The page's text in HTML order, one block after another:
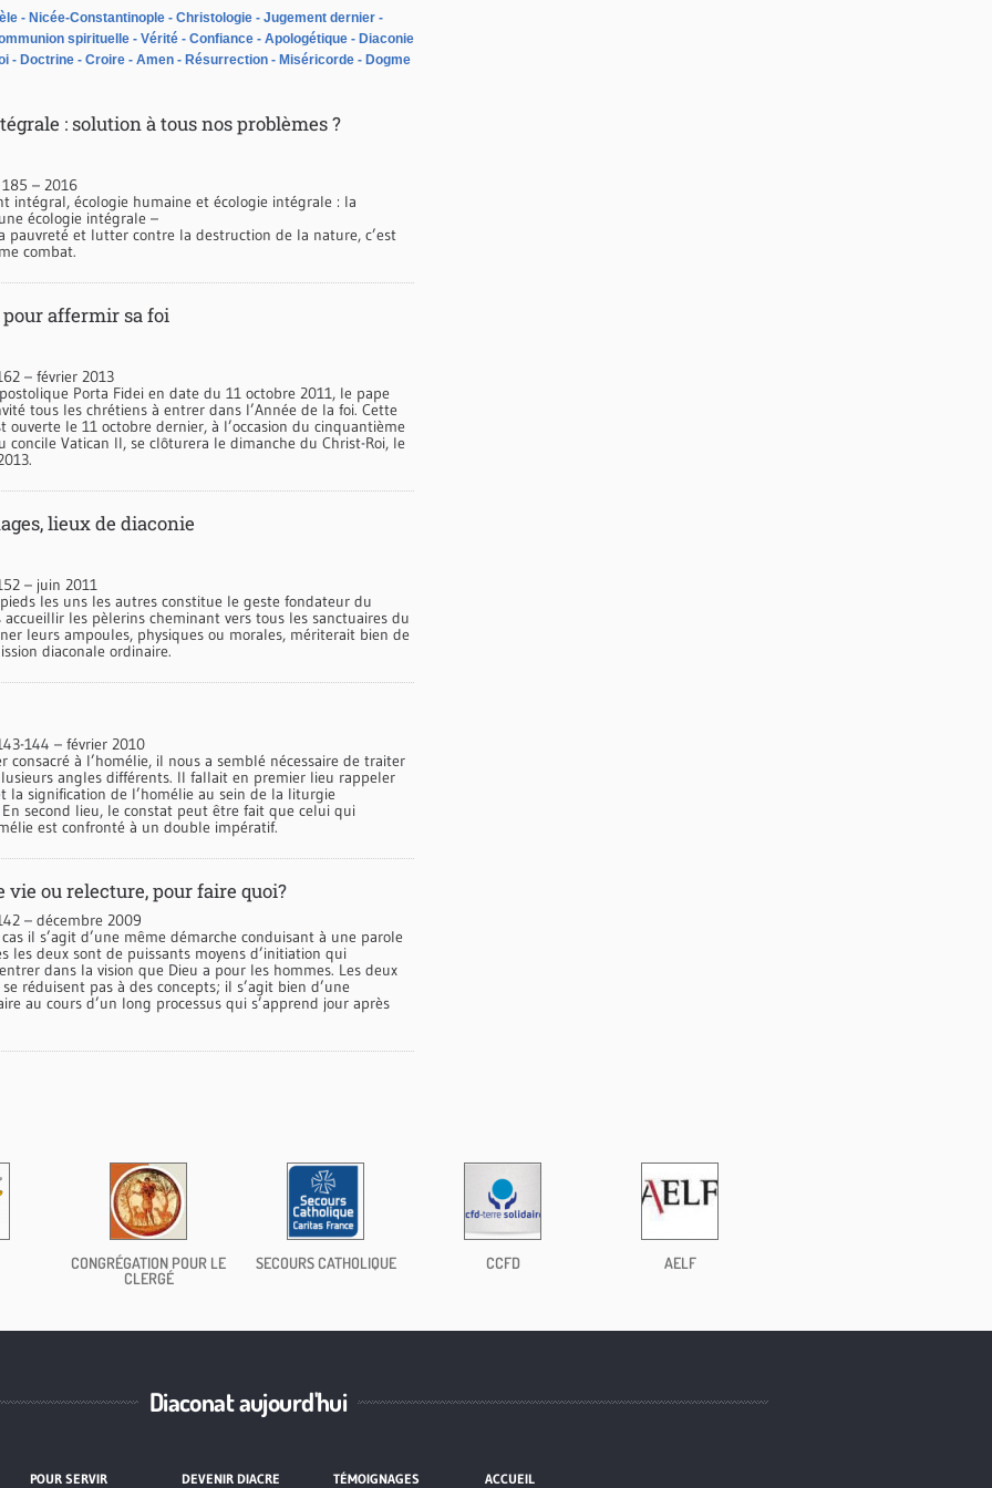
Nicée-Constantinople Christologie
Jugement dernier
spirituelle
Vérité Confiance Apologétique
Diaconie
Doctrine Croire Amen Résurrection Miséricorde Dogme
: solution à tous nos problèmes ?
185 – 2016
intégral, écologie humaine et écologie intégrale : la
écologie intégrale –
pauvreté et lutter contre la destruction de la nature, c’est
combat.
affermir sa foi
– février 2013
Porta Fidei en date du 11 octobre 2011, le pape
tous les chrétiens à entrer dans l’Année de la foi. Cette
ouverte le 11 octobre dernier, à l’occasion du cinquantième
concile Vatican II, se clôturera le dimanche du Christ-Roi, le
lieux de diaconie
– juin 2011
les uns les autres constitue le geste fondateur du
accueillir les pèlerins cheminant vers tous les sanctuaires du
leurs ampoules, physiques ou morales, mériterait bien de
diaconale ordinaire.
144 – février 2010
consacré à l’homélie, il nous a semblé nécessaire de traiter
angles différents. Il fallait en premier lieu rappeler
la signification de l’homélie au sein de la liturgie
second lieu, le constat peut être fait que celui qui
est confronté à un double impératif.
vie ou relecture, pour faire quoi?
– décembre 2009
il s’agit d’une même démarche conduisant à une parole
les deux sont de puissants moyens d’initiation qui
dans la vision que Dieu a pour les hommes. Les deux
réduisent pas à des concepts; il s’agit bien d’une
au cours d’un long processus qui s’apprend jour après
CONGRÉGATION POUR LE
CLERGÉ
SECOURS CATHOLIQUE CCFD AELF
Diaconat aujourd'hui
POUR SERVIR
DEVENIR DIACRE
TÉMOIGNAGES ACCUEIL